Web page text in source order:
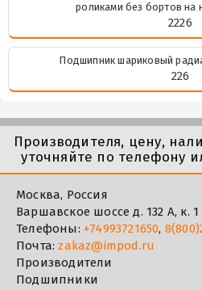
роликами без бортов на
2226
Подшипник шариковый
226
Производителя, цену,
уточняйте по телефону
Москва, Россия
Варшавское шоссе д. 132 А, к. 1
Телефоны: +74993721650,
Почта:zakaz@impod.ru
Производители
Подшипники